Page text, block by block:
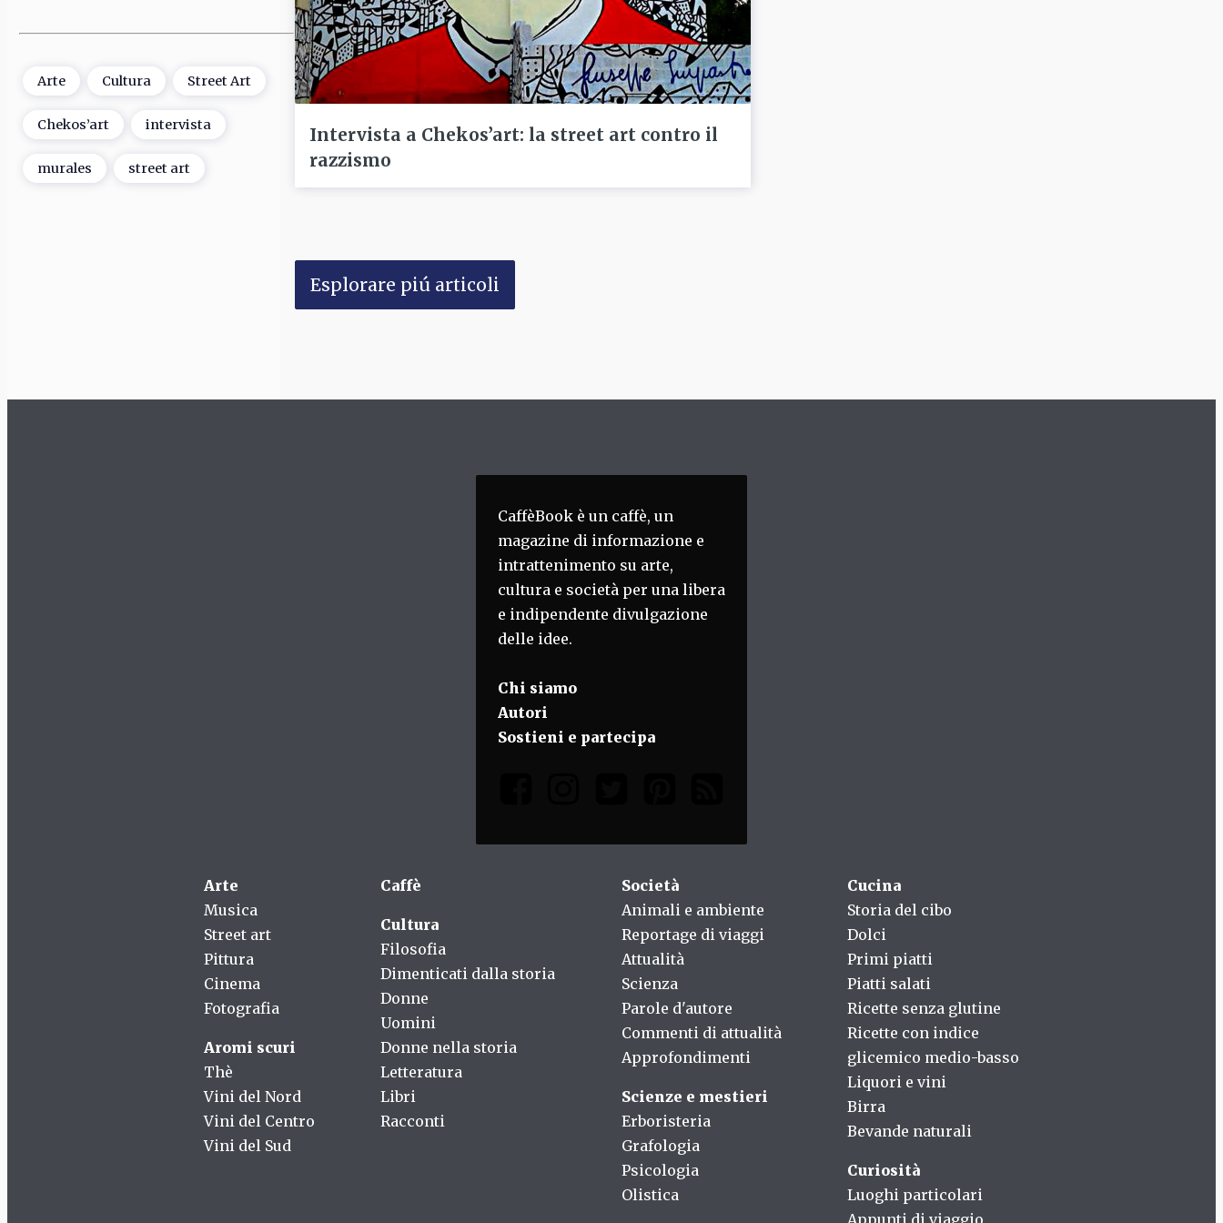
Arte Cultura Street Art
Chekos’art intervista
murales street art
Intervista a Chekos’art: la street art contro il
razzismo
Esplorare piú articoli
CaffèBook è un caffè, un
magazine di informazione e
intrattenimento su arte,
cultura e società per una libera
e indipendente divulgazione
delle idee.
Chi siamo
Autori
Sostieni e partecipa
Arte
Musica
Street art
Pittura
Cinema
Fotografia
Aromi scuri
Thè
Vini del Nord
Vini del Centro
Vini del Sud
Caffè
Cultura
Filosofia
Dimenticati dalla storia
Donne
Uomini
Donne nella storia
Letteratura
Libri
Racconti
Società
Animali e ambiente
Reportage di viaggi
Attualità
Scienza
Parole d'autore
Commenti di attualità
Approfondimenti
Scienze e mestieri
Erboristeria
Grafologia
Psicologia
Olistica
Cucina
Storia del cibo
Dolci
Primi piatti
Piatti salati
Ricette senza glutine
Ricette con indice
glicemico medio-basso
Liquori e vini
Birra
Bevande naturali
Curiosità
Luoghi particolari